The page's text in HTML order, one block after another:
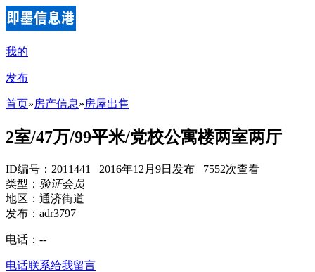
我的
发布
首页»房产信息»房屋出售
2室/47万/99平米/党校公寓楼两室两厅
ID编号：2011441 2016年12月9日发布 7552次查看
类型： 验证会员
地区：通济街道
发布：adr3797
电话： --
电话联系给我留言